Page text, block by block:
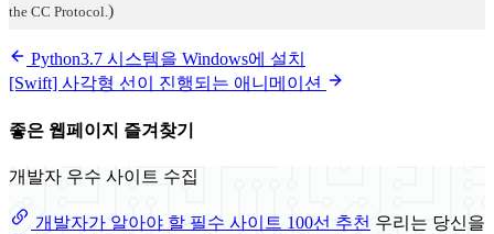
the CC Protocol.)
Python3.7 시스템을 Windows에 설치
[Swift] 사각형 선이 진행되는 애니메이션
좋은 웹페이지 즐겨찾기
개발자 우수 사이트 수집
개발자가 알아야 할 필수 사이트 100선 추천 우리는 당신을